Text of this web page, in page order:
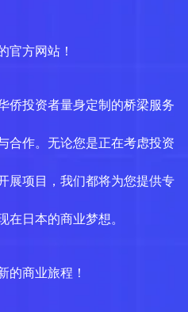
官方网站！
侨投资者量身定制的桥梁服务
合作。无论您是正在考虑投资
展项目，我们都将为您提供专
在日本的商业梦想。
的商业旅程！